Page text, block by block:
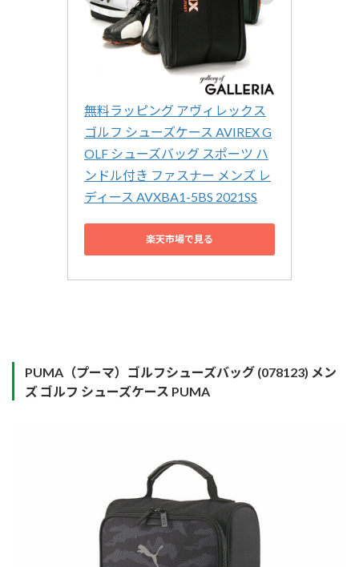
無料ラッピング アヴィレックス
ゴルフ シューズケース AVIREX G
OLF シューズバッグ スポーツ ハ
ンドル付き ファスナー メンズ レ
ディース AVXBA1-5BS 2021SS
楽天市場で見る
PUMA（プーマ）ゴルフシューズバッグ (078123) メン
ズ ゴルフ シューズケース PUMA